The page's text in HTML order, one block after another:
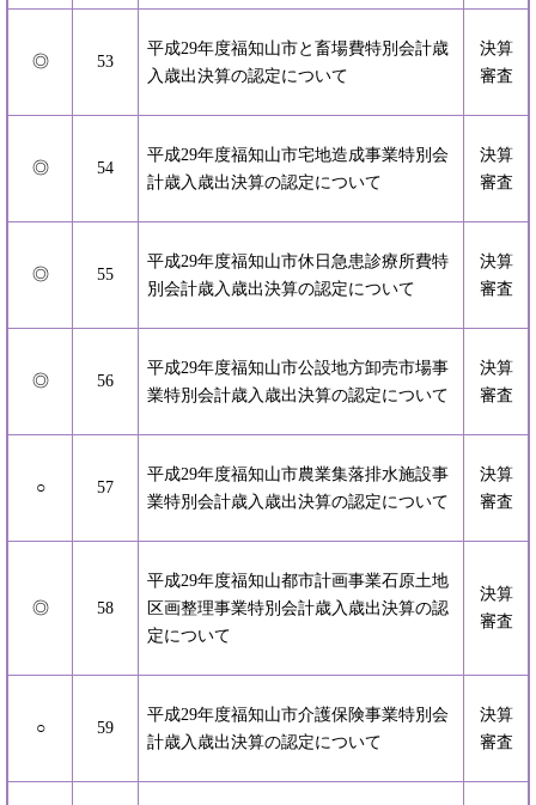
◎ 53
平成29年度福知山市と畜場費特別会計歳
入歳出決算の認定について
決算
審査
◎ 54
平成29年度福知山市宅地造成事業特別会
計歳入歳出決算の認定について
決算
審査
◎ 55
平成29年度福知山市休日急患診療所費特
別会計歳入歳出決算の認定について
決算
審査
◎ 56
平成29年度福知山市公設地方卸売市場事
業特別会計歳入歳出決算の認定について
決算
審査
○ 57
平成29年度福知山市農業集落排水施設事
業特別会計歳入歳出決算の認定について
決算
審査
◎ 58
平成29年度福知山都市計画事業石原土地
区画整理事業特別会計歳入歳出決算の認
定について
決算
審査
○ 59
平成29年度福知山市介護保険事業特別会
計歳入歳出決算の認定について
決算
審査